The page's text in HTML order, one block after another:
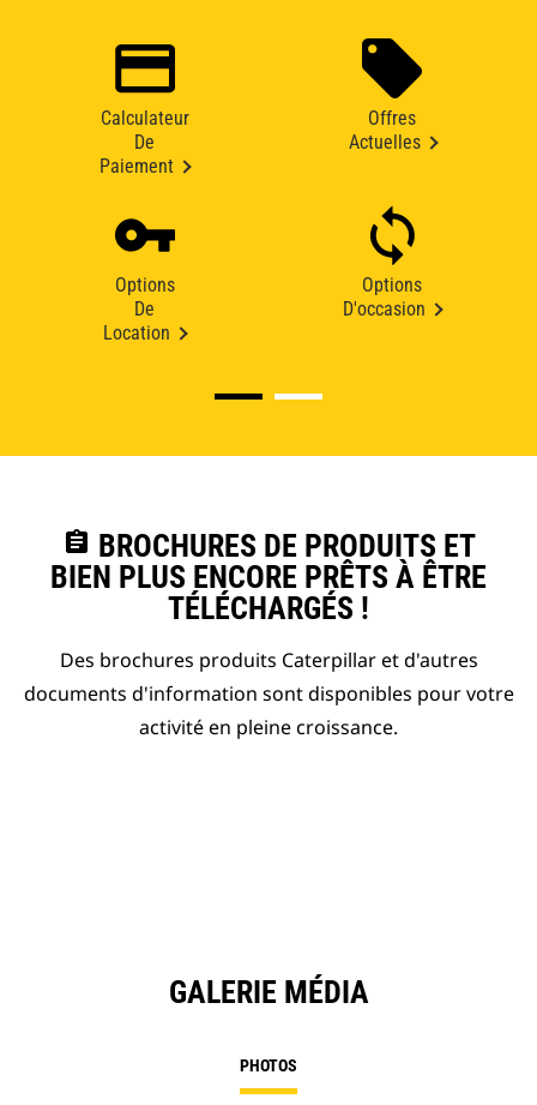
Calculateur
De
Paiement
Offres
Actuelles
Options
De
Location
Options
D'occasion
assignment BROCHURES DE PRODUITS ET
BIEN PLUS ENCORE PRÊTS À ÊTRE
TÉLÉCHARGÉS !
Des brochures produits Caterpillar et d'autres
documents d'information sont disponibles pour votre
activité en pleine croissance.
GALERIE MÉDIA
PHOTOS